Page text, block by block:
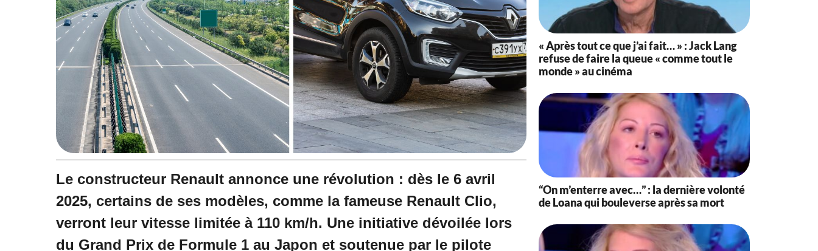
Le constructeur Renault annonce une révolution : dès le 6 avril
2025, certains de ses modèles, comme la fameuse Renault Clio,
verront leur vitesse limitée à 110 km/h. Une initiative dévoilée lors
du Grand Prix de Formule 1 au Japon et soutenue par le pilote
« Après tout ce que j’ai fait… » : Jack Lang
refuse de faire la queue « comme tout le
monde » au cinéma
“On m’enterre avec…” : la dernière volonté
de Loana qui bouleverse après sa mort